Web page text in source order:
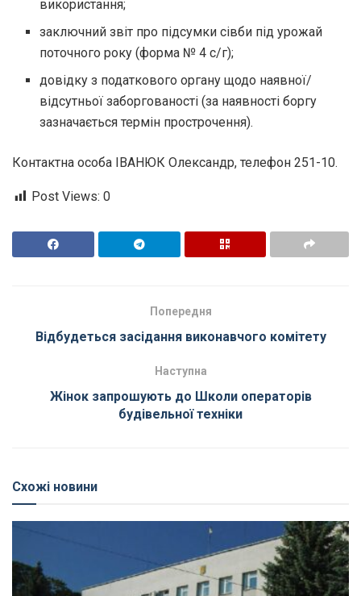
використання;
заключний звіт про підсумки сівби під урожай
поточного року (форма № 4 с/г);
довідку з податкового органу щодо наявної/
відсутньої заборгованості (за наявності боргу
зазначається термін прострочення).
Контактна особа ІВАНЮК Олександр, телефон 251-10.
Post Views: 0
Попередня
Відбудеться засідання виконавчого комітету
Наступна
Жінок запрошують до Школи операторів
будівельної техніки
Схожі новини